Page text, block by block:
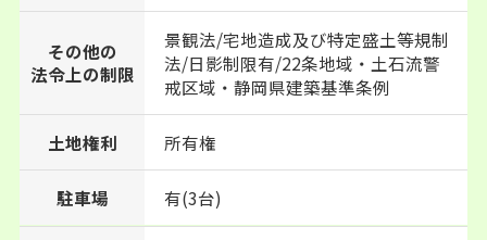
その他の
法令上の制限
景観法/宅地造成及び特定盛土等規制
法/日影制限有/22条地域・土石流警
戒区域・静岡県建築基準条例
土地権利 所有権
駐車場 有(3台)